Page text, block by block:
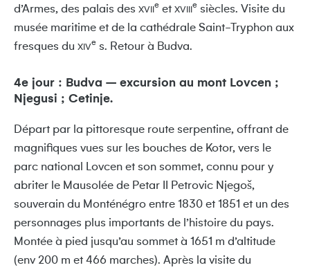
d’Armes, des palais des XVIIe et XVIIIe siècles. Visite du
musée maritime et de la cathédrale Saint-Tryphon aux
fresques du XIVe s. Retour à Budva.
4e jour : Budva – excursion au mont Lovcen ;
Njegusi ; Cetinje.
Départ par la pittoresque route serpentine, offrant de
magnifiques vues sur les bouches de Kotor, vers le
parc national Lovcen et son sommet, connu pour y
abriter le Mausolée de Petar II Petrovic Njegoš,
souverain du Monténégro entre 1830 et 1851 et un des
personnages plus importants de l’histoire du pays.
Montée à pied jusqu’au sommet à 1651 m d’altitude
(env 200 m et 466 marches). Après la visite du